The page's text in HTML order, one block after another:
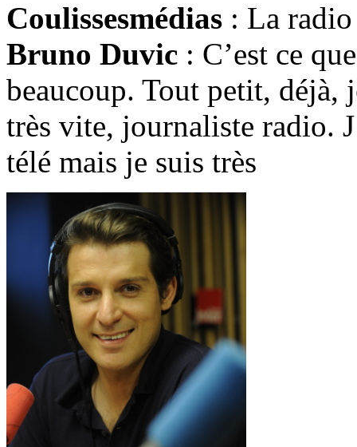
Coulissesmédias : La
Bruno Duvic : C’est ce
beaucoup. Tout petit,
très vite, journaliste radio.
télé mais je suis très